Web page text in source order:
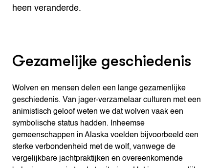
heen veranderde.
Gezamelijke geschiedenis
Wolven en mensen delen een lange gezamenlijke
geschiedenis. Van jager-verzamelaar culturen met een
animistisch geloof weten we dat wolven vaak een
symbolische status hadden. Inheemse
gemeenschappen in Alaska voelden bijvoorbeeld een
sterke verbondenheid met de wolf, vanwege de
vergelijkbare jachtpraktijken en overeenkomende